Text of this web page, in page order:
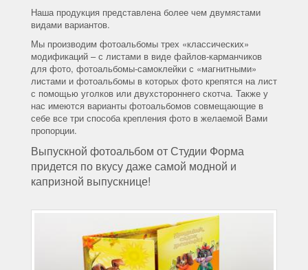
Наша продукция представлена более чем двумястами
видами вариантов.
Мы производим фотоальбомы трех «классических»
модификаций – с листами в виде файлов-карманчиков
для фото, фотоальбомы-самоклейки с «магнитными»
листами и фотоальбомы в которых фото крепятся на лист
с помощью уголков или двухстороннего скотча. Также у
нас имеются варианты фотоальбомов совмещающие в
себе все три способа крепления фото в желаемой Вами
пропорции.
Выпускной фотоальбом от Студии Форма
придется по вкусу даже самой модной и
капризной выпускнице!